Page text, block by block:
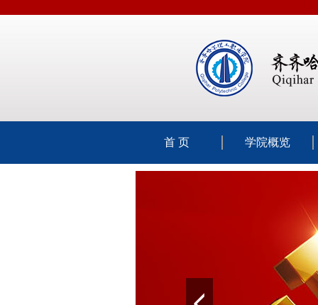
首 页 学院概览